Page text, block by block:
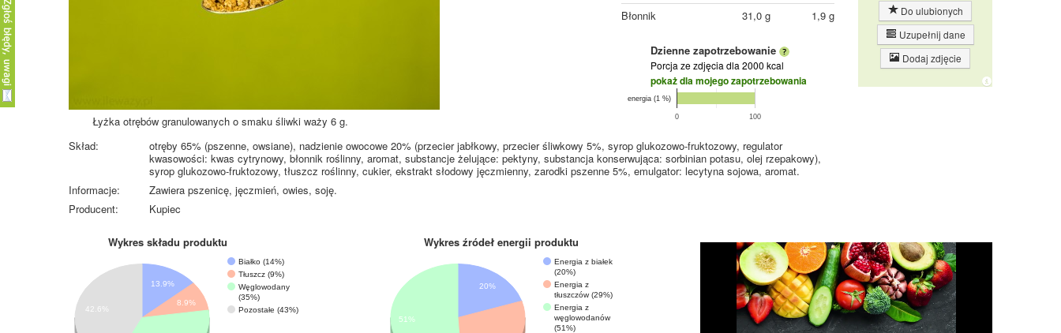
Łyżka otrębów granulowanych o smaku śliwki waży 6 g.
Błonnik
31,0 g 1,9 g
Dzienne zapotrzebowanie
Porcja ze zdjęcia dla 2000 kcal
pokaż dla mojego zapotrzebowania
0 100
energia (1 %)
Do ulubionych
Uzupełnij dane
Dodaj zdjęcie
Skład:
otręby 65% (pszenne, owsiane), nadzienie owocowe 20% (przecier jabłkowy, przecier śliwkowy 5%, syrop glukozowo-fruktozowy, regulator
kwasowości: kwas cytrynowy, błonnik roślinny, aromat, substancje żelujące: pektyny, substancja konserwująca: sorbinian potasu, olej rzepakowy),
syrop glukozowo-fruktozowy, tłuszcz roślinny, cukier, ekstrakt słodowy jęczmienny, zarodki pszenne 5%, emulgator: lecytyna sojowa, aromat.
Informacje:
Zawiera pszenicę, jęczmień, owies, soję.
Producent:
Kupiec
Wykres składu produktu
Białko (14%)
Tłuszcz (9%)
Węglowodany
(35%)
Pozostałe (43%)
13.9%
8.9%
42.6%
Wykres źródeł energii produktu
Energia z białek
(20%)
Energia z
tłuszczów (29%)
Energia z
węglowodanów
(51%)
20%
51%